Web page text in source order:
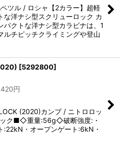
ツル / ロシャ【2カラー】超軽
な洋ナシ型スクリューロック カ
パクトな洋ナシ型カラビナは、1
ルチピッチクライミングや登山
[5292800]
円
(2020)カンプ / ニトロロッ
ク■◇重量:56g◇破断強度:・
:22kN・オープンゲート:6kN・